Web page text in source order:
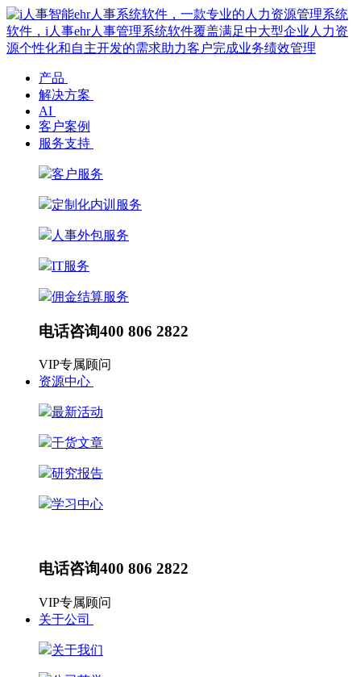
产品
解决方案
AI
客户案例
服务支持
客户服务
定制化内训服务
人事外包服务
IT服务
佣金结算服务
电话咨询400 806 2822
VIP专属顾问
资源中心
最新活动
干货文章
研究报告
学习中心
电话咨询400 806 2822
VIP专属顾问
关于公司
关于我们